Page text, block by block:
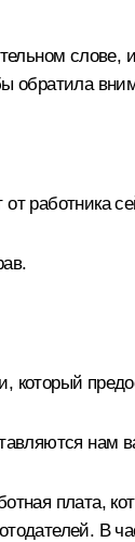
слове,
от работника
который
плата,
В